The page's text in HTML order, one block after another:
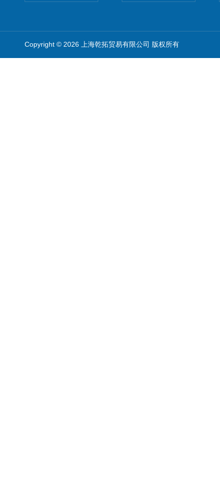
Copyright © 2026 上海乾拓贸易有限公司 版权所有